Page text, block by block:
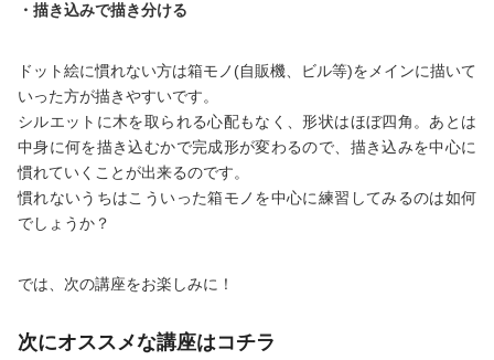
・描き込みで描き分ける
ドット絵に慣れない方は箱モノ(自販機、ビル等)をメインに描いて
いった方が描きやすいです。
シルエットに木を取られる心配もなく、形状はほぼ四角。あとは
中身に何を描き込むかで完成形が変わるので、描き込みを中心に
慣れていくことが出来るのです。
慣れないうちはこういった箱モノを中心に練習してみるのは如何
でしょうか？
では、次の講座をお楽しみに！
次にオススメな講座はコチラ